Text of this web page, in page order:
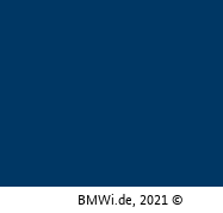
BMWi.de, 2021 ©